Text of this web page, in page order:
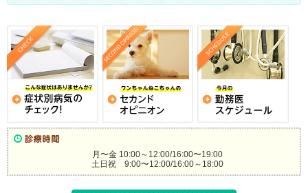
月〜金 10:00～12:00/16:00〜19:00
土日祝 9:00〜12:00/16:00～18:00